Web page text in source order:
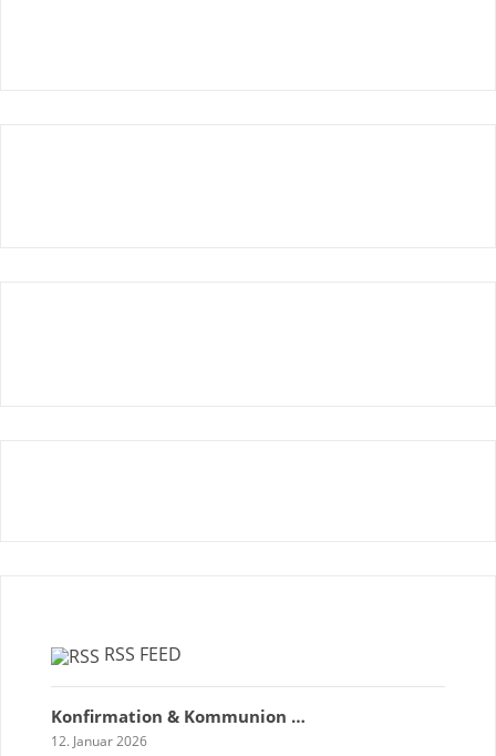
RSS FEED
Konfirmation & Kommunion …
12. Januar 2026